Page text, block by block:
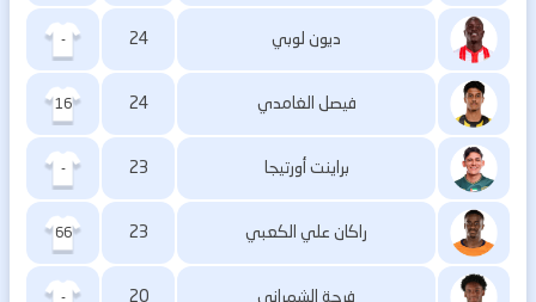
ديون لوبي 24
-
فيصل الغامدي 24
16
براينت أورتيجا 23
-
راكان علي الكعبي 23
66
فرحة الشمراني 20
-